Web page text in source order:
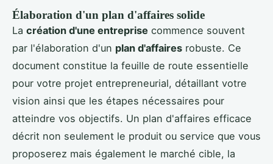
Élaboration d'un plan d'affaires solide
La création d'une entreprise commence souvent
par l'élaboration d'un plan d'affaires robuste. Ce
document constitue la feuille de route essentielle
pour votre projet entrepreneurial, détaillant votre
vision ainsi que les étapes nécessaires pour
atteindre vos objectifs. Un plan d'affaires efficace
décrit non seulement le produit ou service que vous
proposerez mais également le marché cible, la